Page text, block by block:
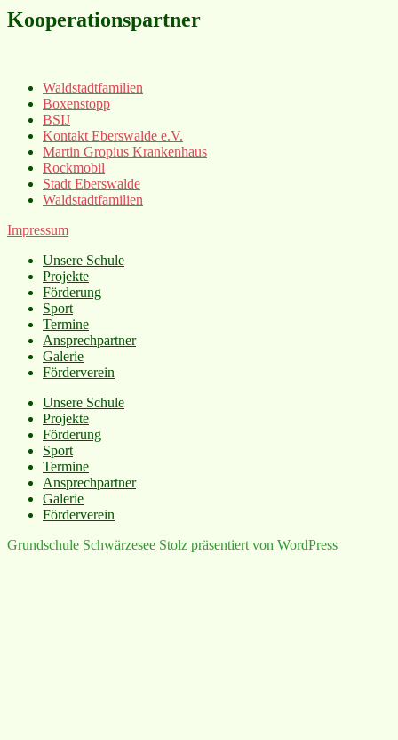
Kooperationspartner
Waldstadtfamilien
Boxenstopp
BSIJ
Kontakt Eberswalde e.V.
Martin Gropius Krankenhaus
Rockmobil
Stadt Eberswalde
Waldstadtfamilien
Impressum
Unsere Schule
Projekte
Förderung
Sport
Termine
Ansprechpartner
Galerie
Förderverein
Unsere Schule
Projekte
Förderung
Sport
Termine
Ansprechpartner
Galerie
Förderverein
Grundschule Schwärzesee Stolz präsentiert von WordPress